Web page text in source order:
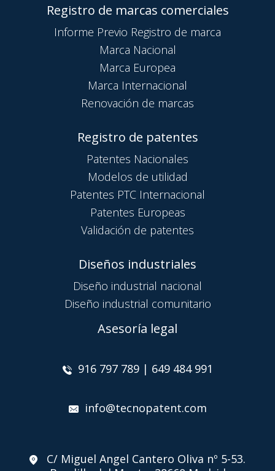
Registro de marcas comerciales
Informe Previo Registro de marca
Marca Nacional
Marca Europea
Marca Internacional
Renovación de marcas
Registro de patentes
Patentes Nacionales
Modelos de utilidad
Patentes PTC Internacional
Patentes Europeas
Validación de patentes
Diseños industriales
Diseño industrial nacional
Diseño industrial comunitario
Asesoría legal
916 797 789 | 649 484 991
info@tecnopatent.com
C/ Miguel Angel Cantero Oliva nº 5-53.